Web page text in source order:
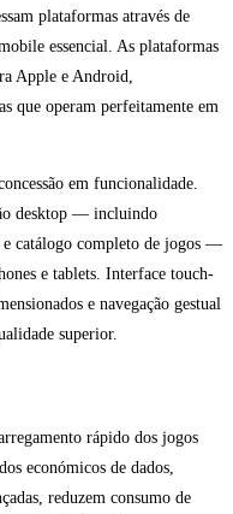
plataformas através de
essencial. As plataformas
Apple e Android,
que operam perfeitamente em
em funcionalidade.
desktop — incluindo
e catálogo completo de jogos —
e tablets. Interface touch-
e navegação gestual
superior.
rápido dos jogos
económicos de dados,
reduzem consumo de